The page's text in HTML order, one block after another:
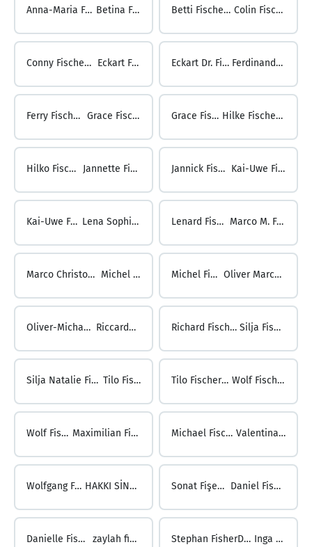
Anna-Maria Fischer ... Betina Fischer Betti Fischer ... Colin Fischer
Conny Fischer-Stork ... Eckart Fischer Eckart Dr. Fischer ... Ferdinand Fischer
Ferry Fischer ... Grace Fischer Grace Fischer ... Hilke Fischer-Becker
Hilko Fischer ... Jannette Fischer Jannick Fischer ... Kai-Uwe Fischer
Kai-Uwe Fischer ... Lena Sophie Fischer Lenard Fischer ... Marco M. Fischer
Marco Christoph Fischer ... Michel Fischer Michel Fischer ... Oliver Marco Fischer
Oliver-Michael Fischer ... Riccardo Fischer Richard Fischer ... Silja Fischer
Silja Natalie Fischer ... Tilo Fischer Tilo Fischer ... Wolf Fischer
Wolf Fischer ... Maximilian Fischhaber Michael Fischhaber ... Valentina Fischle
Wolfgang Fischle ... HAKKI SİNAN FİŞEK Sonat Fişek ... Daniel Fisher
Danielle Fisher ... zaylah fisher Stephan FisherDunham ... Inga Fiss